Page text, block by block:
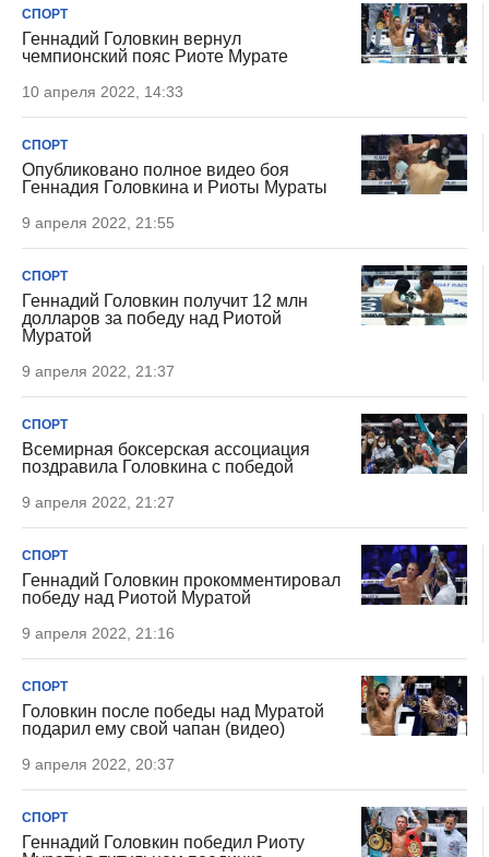
СПОРТ
Геннадий Головкин вернул
чемпионский пояс Риоте Мурате
10 апреля 2022, 14:33
СПОРТ
Опубликовано полное видео боя
Геннадия Головкина и Риоты Мураты
9 апреля 2022, 21:55
СПОРТ
Геннадий Головкин получит 12 млн
долларов за победу над Риотой
Муратой
9 апреля 2022, 21:37
СПОРТ
Всемирная боксерская ассоциация
поздравила Головкина с победой
9 апреля 2022, 21:27
СПОРТ
Геннадий Головкин прокомментировал
победу над Риотой Муратой
9 апреля 2022, 21:16
СПОРТ
Головкин после победы над Муратой
подарил ему свой чапан (видео)
9 апреля 2022, 20:37
СПОРТ
Геннадий Головкин победил Риоту